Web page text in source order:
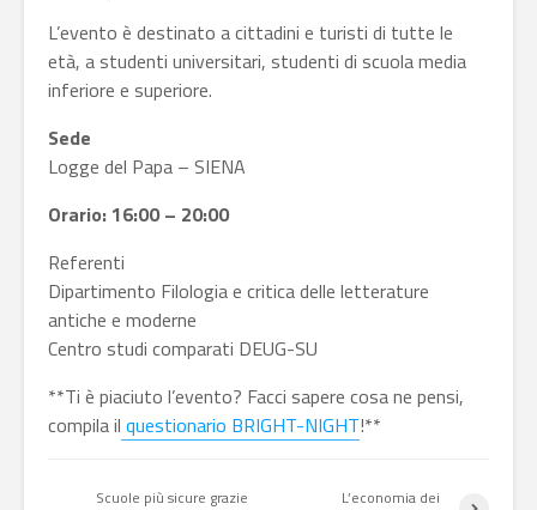
L’evento è destinato a cittadini e turisti di tutte le
età, a studenti universitari, studenti di scuola media
inferiore e superiore.
Sede
Logge del Papa – SIENA
Orario: 16:00 – 20:00
Referenti
Dipartimento Filologia e critica delle letterature
antiche e moderne
Centro studi comparati DEUG-SU
**Ti è piaciuto l’evento? Facci sapere cosa ne pensi,
compila il questionario BRIGHT-NIGHT!**
Scuole più sicure grazie
L’economia dei